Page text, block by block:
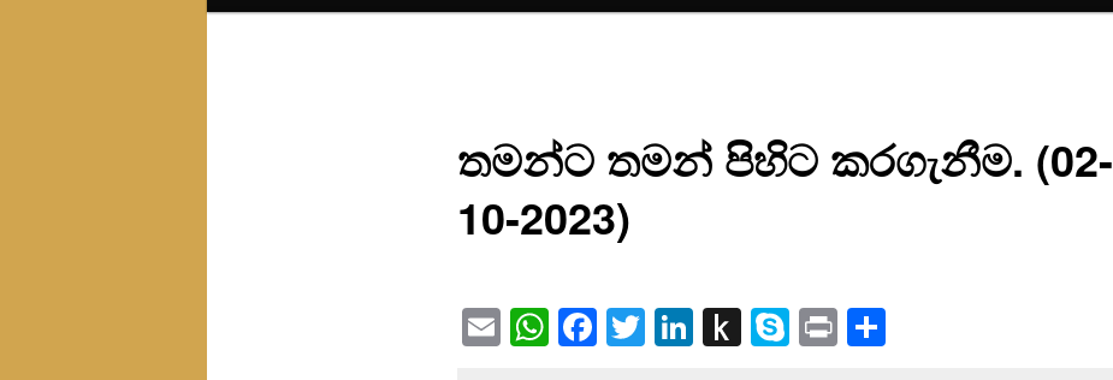
තමන්ට තමන් පිහිට කරගැනීම. (02-
10-2023)
EmailWhatsApp
Facebook
Twitter
LinkedIn
PushSkype
PrintShare